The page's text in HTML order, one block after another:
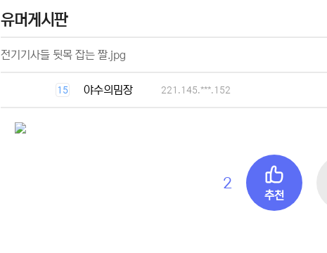
[1]
유머게시판
전기기사들 뒷목 잡는 짤.jpg
15 야수의밈장 221.145.***.152
2
추천